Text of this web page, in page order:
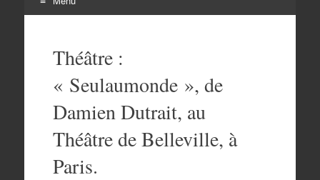
contenuThéâtre :
« Seulaumonde », de
Damien Dutrait, au
Théâtre de Belleville, à
Paris.